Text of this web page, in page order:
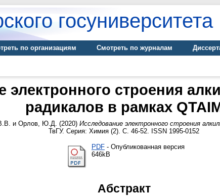
госуниверситета
по организациям Смотреть по журналам
электронного строения
радикалов в рамках
и Орлов, Ю.Д. (2020) Исследование электронного строения
ТвГУ. Серия: Химия (2). С. 46-52. ISSN 1995-0152
PDF - Опубликованная версия
646kB
Абстракт